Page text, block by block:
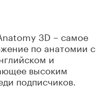
3D – самое
по анатомии с
и
высоким
подписчиков.